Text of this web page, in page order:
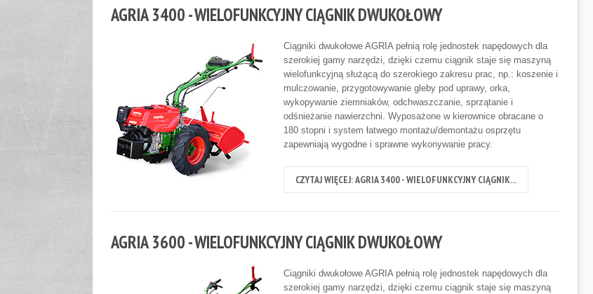
AGRIA 3400 - WIELOFUNKCYJNY CIĄGNIK DWUKOŁOWY
Ciągniki dwukołowe AGRIA pełnią rolę jednostek napędowych dla
szerokiej gamy narzędzi, dzięki czemu ciągnik staje się maszyną
wielofunkcyjną służącą do szerokiego zakresu prac, np.: koszenie i
mulczowanie, przygotowywanie gleby pod uprawy, orka,
wykopywanie ziemniaków, odchwaszczanie, sprzątanie i
odśnieżanie nawierzchni. Wyposażone w kierownice obracane o
180 stopni i system łatwego montażu/demontażu osprzętu
zapewniają wygodne i sprawne wykonywanie pracy.
CZYTAJ WIĘCEJ: AGRIA 3400 - WIELOFUNKCYJNY CIĄGNIK...
AGRIA 3600 - WIELOFUNKCYJNY CIĄGNIK DWUKOŁOWY
Ciągniki dwukołowe AGRIA pełnią rolę jednostek napędowych dla
szerokiej gamy narzędzi, dzięki czemu ciągnik staje się maszyną